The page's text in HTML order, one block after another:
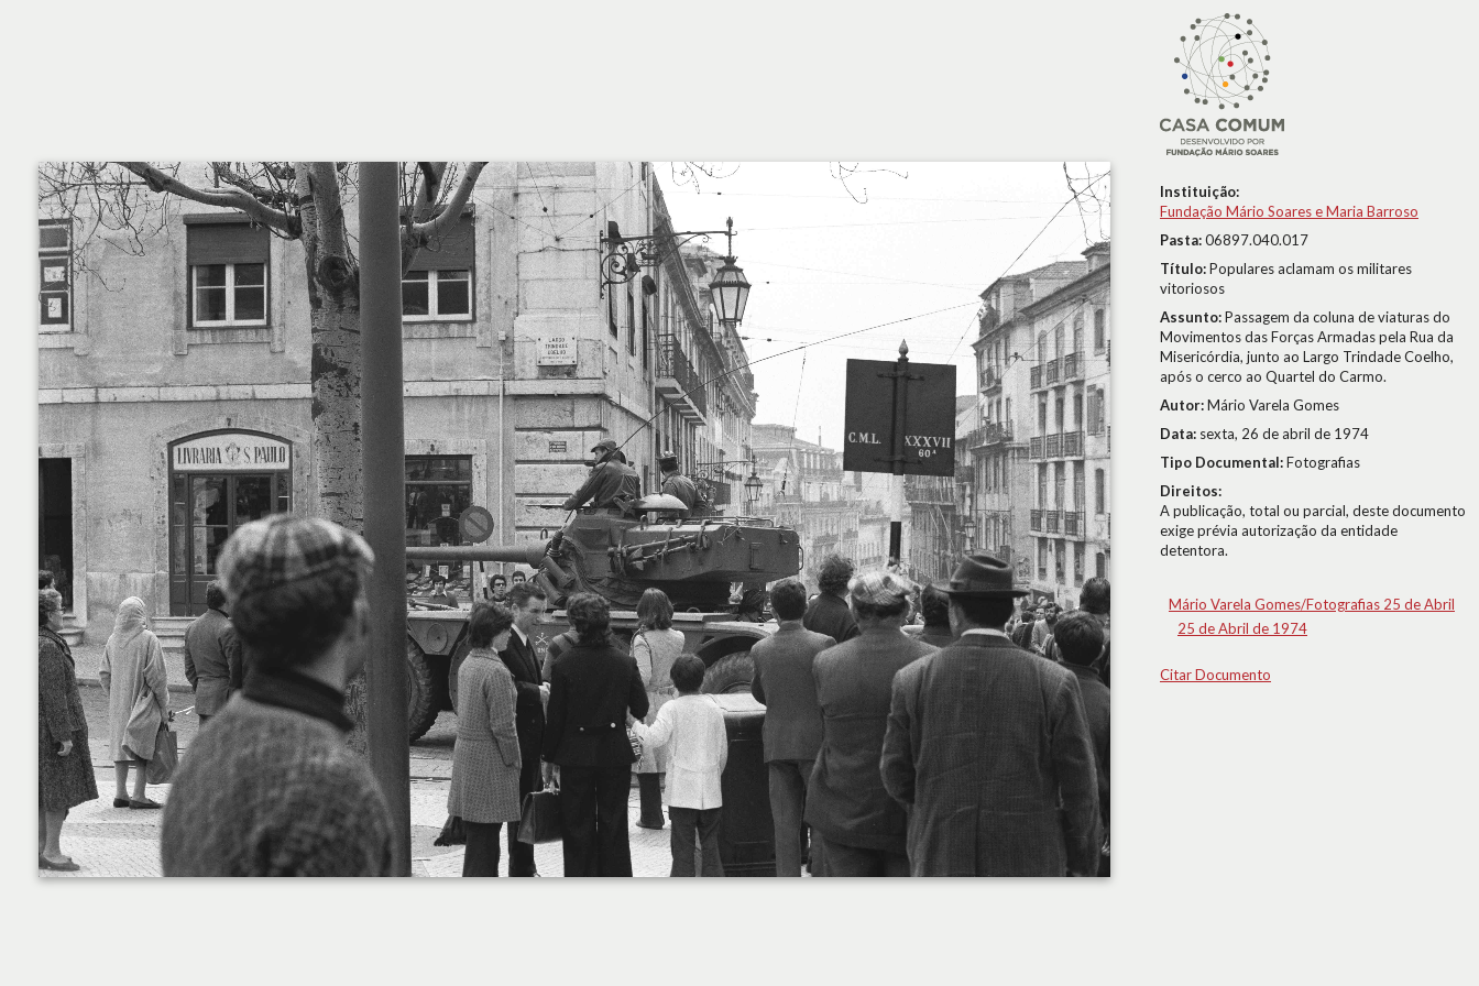
Instituição:
Fundação Mário Soares e Maria Barroso
Pasta:06897.040.017
Título:Populares aclamam os militares
vitoriosos
Assunto:Passagem da coluna de viaturas do
Movimentos das Forças Armadas pela Rua da
Misericórdia, junto ao Largo Trindade Coelho,
após o cerco ao Quartel do Carmo.
Autor:Mário Varela Gomes
Data: sexta, 26 de abril de 1974
Tipo Documental:Fotografias
Direitos:
A publicação, total ou parcial, deste documento
exige prévia autorização da entidade
detentora.
Mário Varela Gomes/Fotografias 25 de Abril
25 de Abril de 1974
Citar Documento